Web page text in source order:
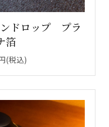
ドロップ プラ
箔
(税込)